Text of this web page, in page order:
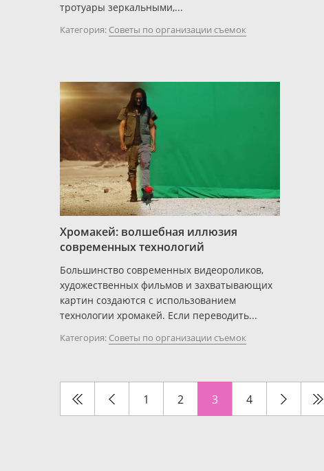
тротуары зеркальными,...
Категория: Советы по организации съемок
Хромакей: волшебная иллюзия
современных технологий
Большинство современных видеороликов,
художественных фильмов и захватывающих
картин создаются с использованием
технологии хромакей. Если переводить...
Категория: Советы по организации съемок
1 2 3 4